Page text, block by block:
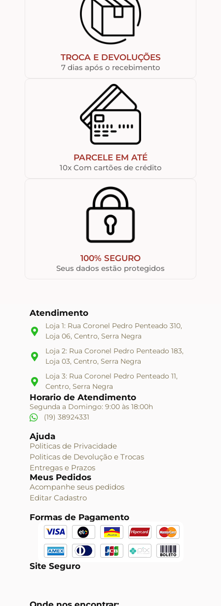
TROCA E DEVOLUÇÕES
7 dias após o recebimento
PARCELE EM ATÉ
10x Com cartões de crédito
100% SEGURO
Seus dados estão protegidos
Atendimento
Loja 1: Rua Coronel Pedro Penteado 310,
Loja 06, Centro, Serra Negra
Loja 2: Rua Coronel Pedro Penteado 183,
Loja 03, Centro, Serra Negra
Loja 3: Rua Coronel Pedro Penteado 11,
Centro, Serra Negra
Horario de Atendimento
Segunda a Domingo: 9:00 às 18:00h
(19) 38924331
Ajuda
Politicas de Privacidade
Politicas de Devolução e Trocas
Entregas e Prazos
Meus Pedidos
Acompanhe seus pedidos
Editar Cadastro
Formas de Pagamento
Site Seguro